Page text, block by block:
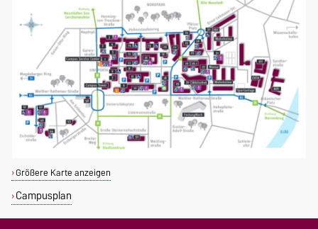
Größere Karte anzeigen
Campusplan